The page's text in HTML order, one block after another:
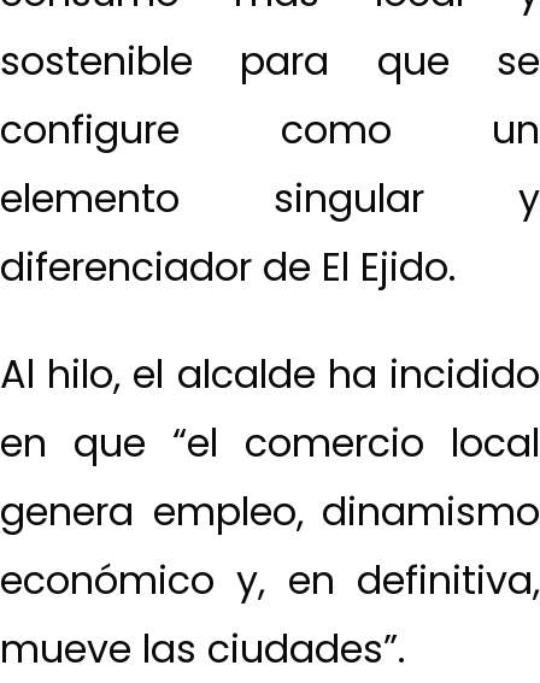
sostenible para que se
configure como un
elemento singular y
diferenciador de El Ejido.
Al hilo, el alcalde ha incidido
en que “el comercio local
genera empleo, dinamismo
económico y, en definitiva,
mueve las ciudades”.